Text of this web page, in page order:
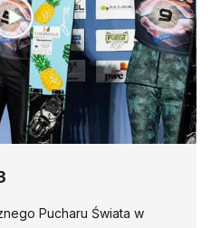
Pucharu Świata w